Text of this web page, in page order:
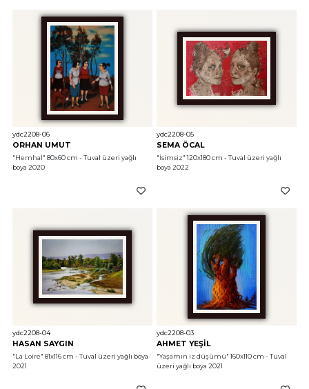
ydc2208-06
ORHAN UMUT
"Hemhal" 80x60 cm - Tuval üzeri yağlı
boya 2020
ydc2208-05
SEMA ÖCAL
"İsimsiz" 120x180 cm - Tuval üzeri yağlı
boya 2022
ydc2208-04
HASAN SAYGIN
"La Loire" 81x116 cm - Tuval üzeri yağlı boya
2021
ydc2208-03
AHMET YEŞİL
"Yaşamın iz düşümü" 160x110 cm - Tuval
üzeri yağlı boya 2021